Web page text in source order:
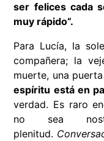
ser felices cada
muy rápido”.
Para Lucía, la
compañera; la
muerte, una
espíritu está en
verdad. Es raro
no sea
plenitud.